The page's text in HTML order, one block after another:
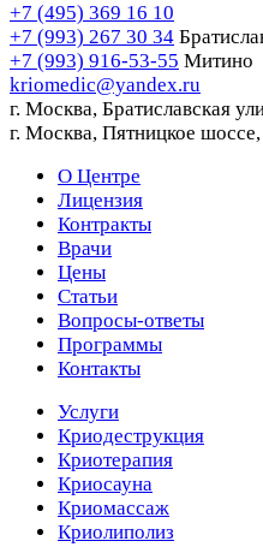
+7 (495) 369 16 10
+7 (993) 267 30 34
+7 (993) 916-53-55 Митино
kriomedic@yandex.ru
г. Москва, Братиславская
г. Москва, Пятницкое
О Центре
Лицензия
Контракты
Врачи
Цены
Статьи
Вопросы-ответы
Программы
Контакты
Услуги
Криодеструкция
Криотерапия
Криосауна
Криомассаж
Криолиполиз